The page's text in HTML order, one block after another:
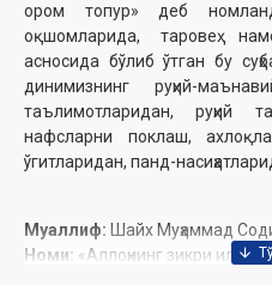
ором топур» деб
оқшомларида, таровеҳ
асносида бўлиб ўтган бу
динимизнинг руҳий-
таълимотларидан, руҳий
нафсларни поклаш,
ўгитларидан, панд-
Муаллиф: Шайх Муҳаммад
Номи: «Аллоҳнинг зикри ила